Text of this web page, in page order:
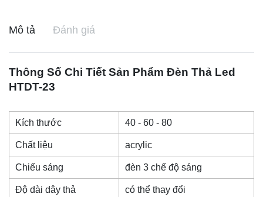
Mô tả Đánh giá
Thông Số Chi Tiết Sản Phẩm Đèn Thả Led
HTDT-23
Kích thước 40 - 60 - 80
Chất liệu acrylic
Chiếu sáng đèn 3 chế độ sáng
Độ dài dây thả có thể thay đổi